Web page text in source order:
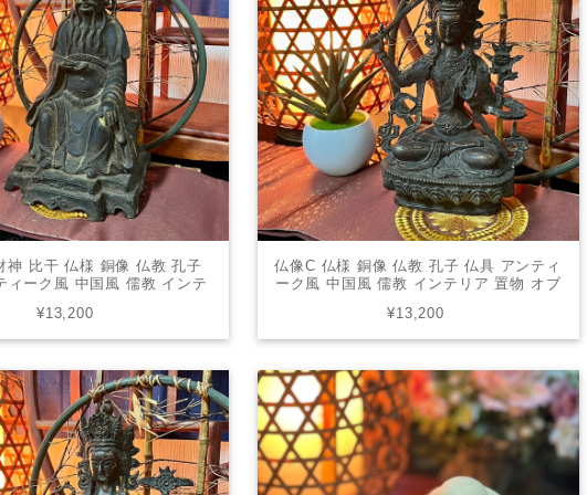
神 比干 仏様 銅像 仏教 孔子
ィーク風 中国風 儒教 インテ
料
¥13,200
仏像C 仏様 銅像 仏教 孔子 仏具 アンティ
ーク風 中国風 儒教 インテリア 置物 オブ
¥13,200